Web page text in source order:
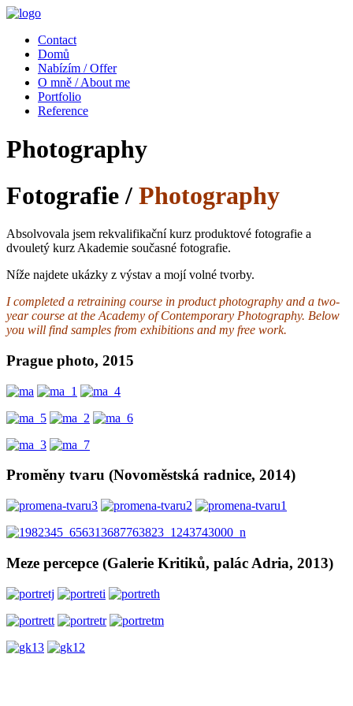
Contact
Domů
Nabízím / Offer
O mně / About me
Portfolio
Reference
Photography
Fotografie / Photography
Absolvovala jsem rekvalifikační kurz produktové fotografie a
dvouletý kurz Akademie současné fotografie.
Níže najdete ukázky z výstav a mojí volné tvorby.
I completed a retraining course in product photography and a two-
year course at the Academy of Contemporary Photography. Below
you will find samples from exhibitions and my free work.
Prague photo, 2015
Proměny tvaru (Novoměstská radnice, 2014)
Meze percepce (Galerie Kritiků, palác Adria, 2013)